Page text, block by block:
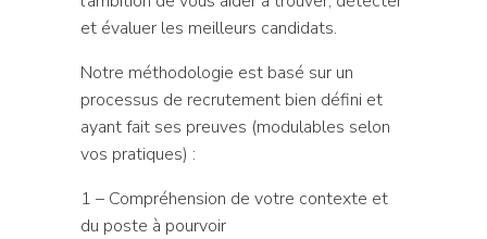
et évaluer les meilleurs candidats.
Notre méthodologie est basé sur un
processus de recrutement bien défini et
ayant fait ses preuves (modulables selon
vos pratiques) :
1 – Compréhension de votre contexte et
du poste à pourvoir